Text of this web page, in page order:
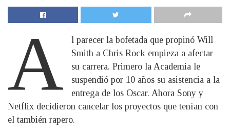
A
l parecer la bofetada que propinó Will
Smith a Chris Rock empieza a afectar
su carrera. Primero la Academia le
suspendió por 10 años su asistencia a la
entrega de los Oscar. Ahora Sony y
Netflix decidieron cancelar los proyectos que tenían con
el también rapero.